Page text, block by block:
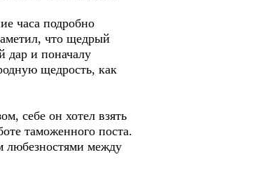
часа подробно
что щедрый
дар и поначалу
щедрость, как
себе он хотел взять
таможенного поста.
любезностями между